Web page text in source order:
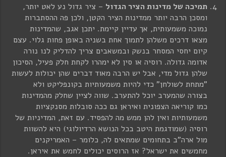
תמיכה של מדינות הציר הגדול – ציר גדול נע לאט יותר,
ומסכן הרבה יותר ממדינות הציר הקטן, ולכן פה ההסתברות
נמוכה משמעותית, אך עדיין קיימת. יתכן אגב, שהמדינות
מצאו דרכים משלהן לתמוך אחת בשניה באופן פחות גלוי. עצם
קיום יחסי המסחר בנשק ובמשאבים צריך להדליק לנו נורה
אדומה גדולה. רוסיה או סין לא ימהרו לקחת חלק פעיל, הסיכון
שלהן גדול מדי, אבל יש הרבה מאוד דברים שהן יכולות לעשות
"מתחת לשולחן" כדי להיות משמעותיות בקונפליקט ולא
בצורה שהמערב יוכל להתערב. שווה לציין שחלק מהמדינות
כמו קוריאה הצפונית ואיראן גם ככה סובלות מסנקציות
משמעותיות ואין להן ממש מה להפסיד. עם זאת, המדיניות של
רוסיה (שמודגמת היטב בכל הנושא הרדיולוגי) היא להשוות
מול ארה"ב בתחומים שמתאים לה, כלומר – האמריקנים
מחמשים את ישראל? אז הרוסים יכולים לחמש את איראן.